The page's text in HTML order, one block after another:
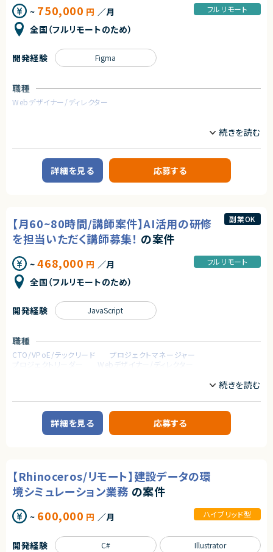
・SEO観点でのページ構成、内部リンク設計
・構造化データ実装に関する要件整理
・クライアント・代理店との要件調整、進行管理
・制作チーム（ライター・デザイナー・コーダー）への指示
・品質チェックおよび改善提案
・GSC、GA4等を用いた分析・改善確認
■担当工程
・調査分析、改善設計、ディレクション、品質管理、運用改善
・SEO・コンテンツ改善に関する実務経験
・クライアント折衝および進行管理経験
・GA4、Google Search Console等を用いた分析経験
・生成AIツール（ChatGPT、Claude、Gemini等）の活用経験
・AIO／AEO／GEO、LLMOなどAI検索最適化領域の知見
・コンテンツマーケティング、オウンドメディア運営経験
・各種SEO／アクセス解析ツールの利用経験
・構造化データの知見
契約形態
業務委託(準委任契約)
株式会社LASSIC
エージェントから
◎生成AI×SEOという今後市場価値が非常に高い領域に関われます！
◎フルリモートで柔軟な働き方が可能です！
◎改善提案〜実行まで一貫して関与できる裁量の大きいポジションです！
~ 750,000 円 ／月
全国（フルリモートのため）
フルリモート
職種
Webデザイナー/ディレクター
学習アプリにおけるキャラクターアニメーション制作をご担当いただきます。
ユーザーの学習体験向上を目的とし、会話シーンに応じたリアクションや感
情表現をRiveで実装します。
■業務内容
・アニメーション制作
（Idle／成功・失敗・驚き・うなずき等のリアクション、ループ・ワンショット）
・State Machine設計・実装
（トリガー・数値・ブールによる遷移設計、実装しやすい設計整理）
・開発チームとの連携
（命名規則、受け渡し仕様、容量・負荷考慮など）
・素材フィードバック
・演出一覧の整理
（用途・尺・トリガー条件・優先度など）
求めるスキル
■必須スキル
・Riveでのキャラクターアニメーション制作経験
Lリグ∕ウェイト∕メッシュ等を⽤いた表現ができる
■尚可スキル
L例：パーツ分割指⽰、表情差分の設計、素材不⾜の指摘
■求める人物像
・デザイナー・PM・エンジニアと連携できる方
開発経験 Figma
業務委託(準委任契約)
詳細を見る 応募する
【月60~80時間/講師案件】AI活用の研修
を担当いただく講師募集！ の案件
~468,000 円 ／月
全国（フルリモートのため）
フルリモート
副業OK
職種
CTO/VPoE/テックリード
プロジェクトマネージャー
プロジェクトリーダー
Webデザイナー/ディレクター
Androidエンジニア
データサイエンティスト
◆企業概要
タ分析を駆使し、効果的なマーケティング施策を展開しています。
開発においては、AIを活用した効率的な運用や機能追加など、柔軟性とスピ
ード感のある開発体制の整備を推進中。
多様な業界のクライアントと連携しながら、デジタル時代に求められる価値
を創出することを目指しています。
①SNS・インフルエンサーマーケティング
開発経験 JavaScript
詳細を見る 応募する
【Rhinoceros/リモート】建設データの環
境シミュレーション業務 の案件
~ 600,000 円 ／月 ハイブリッド型
開発経験 C# Illustrator